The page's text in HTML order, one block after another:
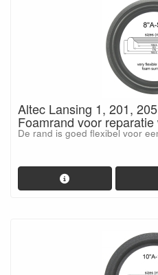
Altec Lansing 1, 201,
Foamrand voor
De rand is goed flexibel voor